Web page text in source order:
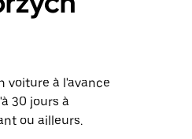
voiture à l'avance
30 jours à
ou ailleurs.